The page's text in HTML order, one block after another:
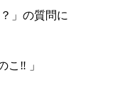
」の質問に
‼ 」